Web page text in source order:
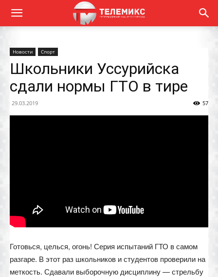
Новости Спорт
Школьники Уссурийска
сдали нормы ГТО в тире
29.03.2019 57
Готовься, целься, огонь! Серия испытаний ГТО в самом
разгаре. В этот раз школьников и студентов проверили на
меткость. Сдавали выборочную дисциплину — стрельбу